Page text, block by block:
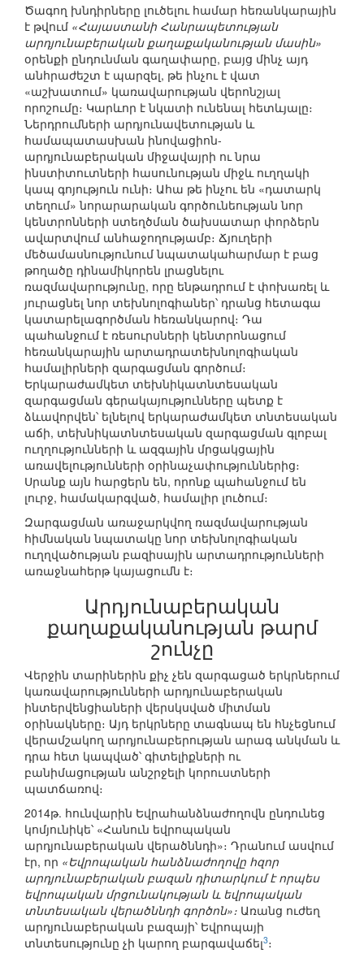
Ծագող խնդիրները լուծելու համար հեռանկարային
է թվում «Հայաստանի Հանրապետության
արդյունաբերական քաղաքականության մասին»
օրենքի ընդունման գաղափարը, բայց մինչ այդ
անհրաժեշտ է պարզել, թե ինչու է վատ
«աշխատում» կառավարության վերոնշյալ
որոշումը։ Կարևոր է նկատի ունենալ հետևյալը։
Ներդրումների արդյունավետության և
համապատասխան ինովացիոն-
արդյունաբերական միջավայրի ու նրա
ինստիտուտների հասունության միջև ուղղակի
կապ գոյություն ունի։ Ահա թե ինչու են «դատարկ
տեղում» նորարարական գործունեության նոր
կենտրոնների ստեղծման ծախսատար փորձերն
ավարտվում անհաջողությամբ։ Ճյուղերի
մեծամասնությունում նպատակահարմար է բաց
թողածը դինամիկորեն լրացնելու
ռազմավարությունը, որը ենթադրում է փոխառել և
յուրացնել նոր տեխնոլոգիաներ՝ դրանց հետագա
կատարելագործման հեռանկարով։ Դա
պահանջում է ռեսուրսների կենտրոնացում
հեռանկարային արտադրատեխնոլոգիական
համալիրների զարգացման գործում։
Երկարաժամկետ տեխնիկատնտեսական
զարգացման գերակայությունները պետք է
ձևավորվեն՝ ելնելով երկարաժամկետ տնտեսական
աճի, տեխնիկատնտեսական զարգացման գլոբալ
ուղղությունների և ազգային մրցակցային
առավելությունների օրինաչափություններից։
Սրանք այն հարցերն են, որոնք պահանջում են
լուրջ, համակարգված, համալիր լուծում։
Զարգացման առաջարկվող ռազմավարության
հիմնական նպատակը նոր տեխնոլոգիական
ուղղվածության բազիսային արտադրությունների
առաջնահերթ կայացումն է։
Արդյունաբերական
քաղաքականության թարմ
շունչը
Վերջին տարիներին քիչ չեն զարգացած երկրներում
կառավարությունների արդյունաբերական
ինտերվենցիաների վերսկսված միտման
օրինակները։ Այդ երկրները տագնապ են հնչեցնում
վերամշակող արդյունաբերության արագ անկման և
դրա հետ կապված՝ գիտելիքների ու
բանիմացության անշրջելի կորուստների
պատճառով։
2014թ. հունվարին Եվրահանձնաժողովն ընդունեց
կոմյունիկե՝ «Հանուն եվրոպական
արդյունաբերական վերածննդի»։ Դրանում ասվում
էր, որ «Եվրոպական հանձնաժողովը հզոր
արդյունաբերական բազան դիտարկում է որպես
եվրոպական մրցունակության և եվրոպական
տնտեսական վերածննդի գործոն»։ Առանց ուժեղ
արդյունաբերական բազայի՝ Եվրոպայի
տնտեսությունը չի կարող բարգավաճել3։